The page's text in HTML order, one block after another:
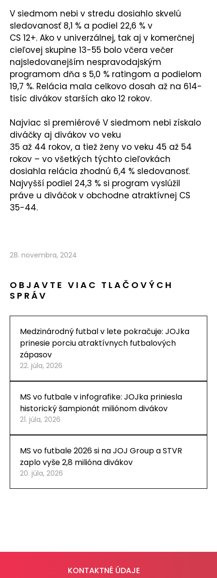
V siedmom nebi v stredu dosiahlo skvelú
sledovanosť 8,1 % a podiel 22,6 % v
CS 12+. Ako v univerzálnej, tak aj v komerčnej
cieľovej skupine 13-55 bolo včera večer
najsledovanejším nespravodajským
programom dňa s 5,0 % ratingom a podielom
19,7 %. Relácia mala celkovo dosah až na 614-
tisíc divákov starších ako 12 rokov.
Najviac si premiérové V siedmom nebi získalo
diváčky aj divákov vo veku
35 až 44 rokov, a tiež ženy vo veku 45 až 54
rokov – vo všetkých týchto cieľovkách
dosiahla relácia zhodnú 6,4 % sledovanosť.
Najvyšší podiel 24,3 % si program vyslúžil
práve u diváčok v obchodne atraktívnej CS
35-44.
28. novembra, 2024
OBJAVTE VIAC TLAČOVÝCH
SPRÁV
Medzinárodný futbal v lete pokračuje: JOJka
prinesie porciu atraktívnych futbalových
zápasov
22. júla, 2026
MS vo futbale v infografike: JOJka priniesla
historický šampionát miliónom divákov
21. júla, 2026
MS vo futbale 2026 si na JOJ Group a STVR
zaplo vyše 2,8 milióna divákov
20. júla, 2026
KONTAKTNÉ ÚDAJE